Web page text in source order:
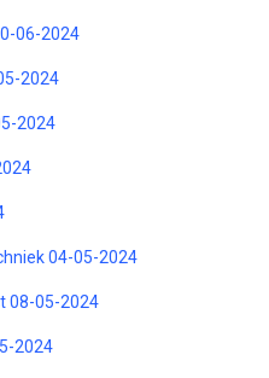
06-2024
2024
2024
04-05-2024
08-05-2024
2024